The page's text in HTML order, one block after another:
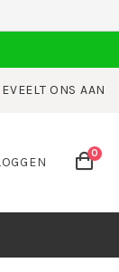
ONS AAN
0